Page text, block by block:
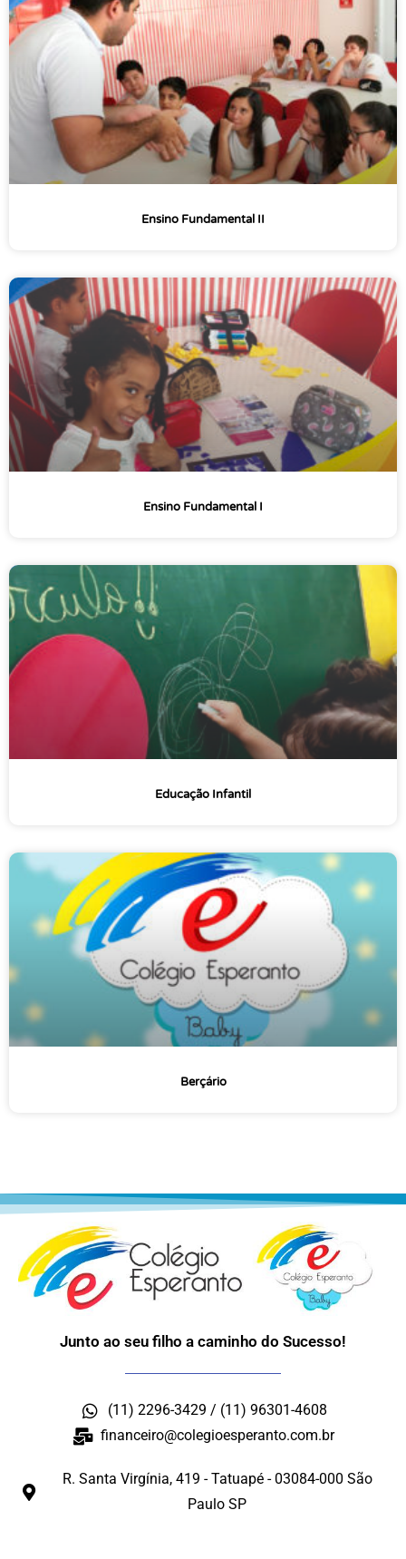
Ensino Fundamental II
Ensino Fundamental I
Educação Infantil
Berçário
Junto ao seu filho a caminho do Sucesso!
(11) 2296-3429 / (11) 96301-4608
financeiro@colegioesperanto.com.br
R. Santa Virgínia, 419 - Tatuapé - 03084-000 São
Paulo SP